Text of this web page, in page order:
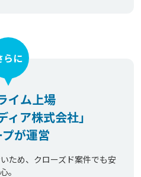
イム上場
ィア株式会社」
が運営
らに
ため、クローズド案件でも安
心。